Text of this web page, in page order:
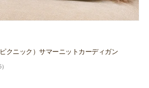
クニック）サマーニットカーディガン